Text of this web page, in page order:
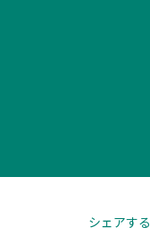
シェアする